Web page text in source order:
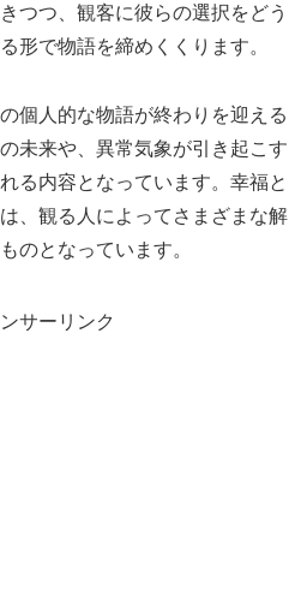
つつ、観客に彼らの選択をどう
形で物語を締めくくります。
個人的な物語が終わりを迎える
未来や、異常気象が引き起こす
る内容となっています。幸福と
、観る人によってさまざまな解
のとなっています。
サーリンク